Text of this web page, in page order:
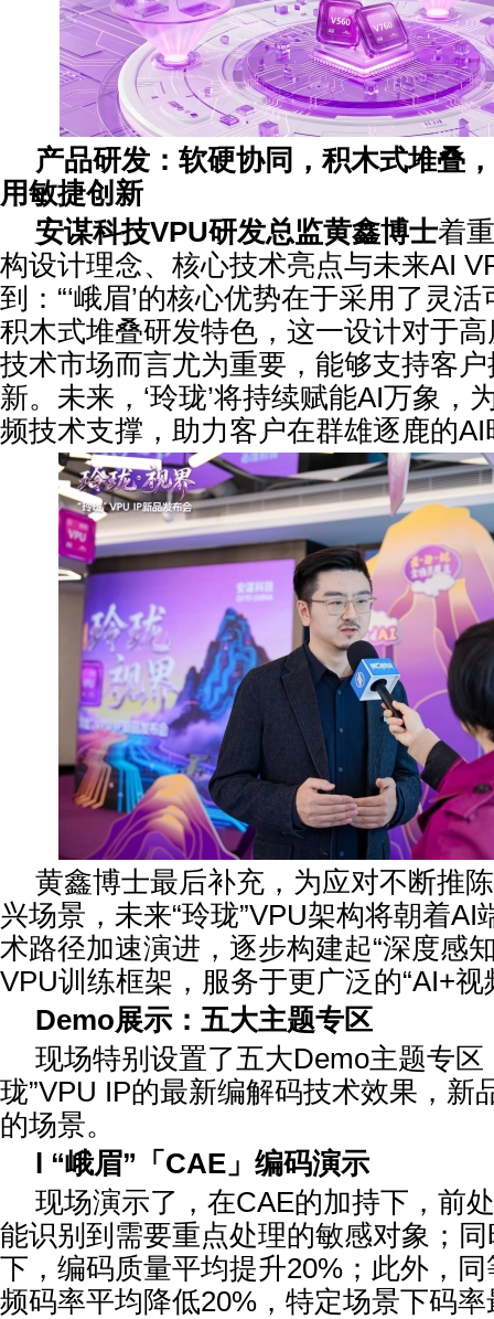
产品研发：软硬协同，积木式堆叠
用敏捷创新
安谋科技VPU研发总监黄鑫博士着
构设计理念、核心技术亮点与未来AI
到：“‘峨眉’的核心优势在于采用了灵
积木式堆叠研发特色，这一设计对于
技术市场而言尤为重要，能够支持客
新。未来，‘玲珑’将持续赋能AI万象，
频技术支撑，助力客户在群雄逐鹿的AI
黄鑫博士最后补充，为应对不断推
兴场景，未来“玲珑”VPU架构将朝着AI
术路径加速演进，逐步构建起“深度感
VPU训练框架，服务于更广泛的“AI+视
Demo展示：五大主题专区
现场特别设置了五大Demo主题专区
珑”VPU IP的最新编解码技术效果，新
的场景。
l “峨眉” 「 CAE 」编码演示
现场演示了，在CAE的加持下，前
能识别到需要重点处理的敏感对象；
下，编码质量平均提升20%；此外，
频码率平均降低20%，特定场景下码